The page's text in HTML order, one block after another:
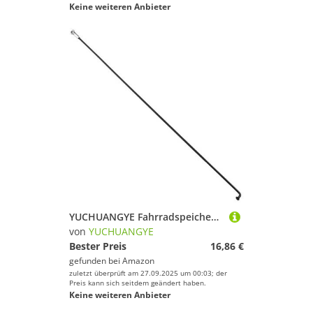
Keine weiteren Anbieter
YUCHUANGYE Fahrradspeichen 10 Stück Fahrradspeichen 14G, 2MM Durchmesser(263mm)
von YUCHUANGYE
Bester Preis
16,86 €
gefunden bei Amazon
zuletzt überprüft am 27.09.2025 um 00:03; der
Preis kann sich seitdem geändert haben.
Keine weiteren Anbieter